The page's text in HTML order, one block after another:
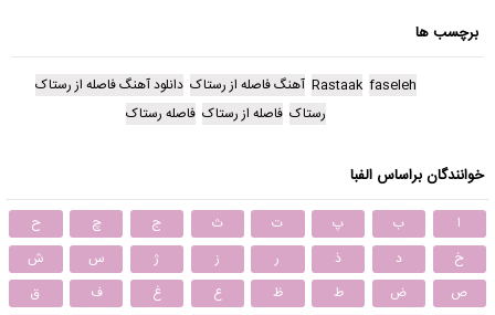
برچسب ها
faseleh
Rastaak آهنگ فاصله از رستاک دانلود آهنگ فاصله از رستاک
رستاک فاصله از رستاک فاصله رستاک
خوانندگان براساس الفبا
ا ب پ ت ث ج چ
ح
خ
د ذ ر ز ژ س
ش
ص
ض ط ظ ع غ ف
ق